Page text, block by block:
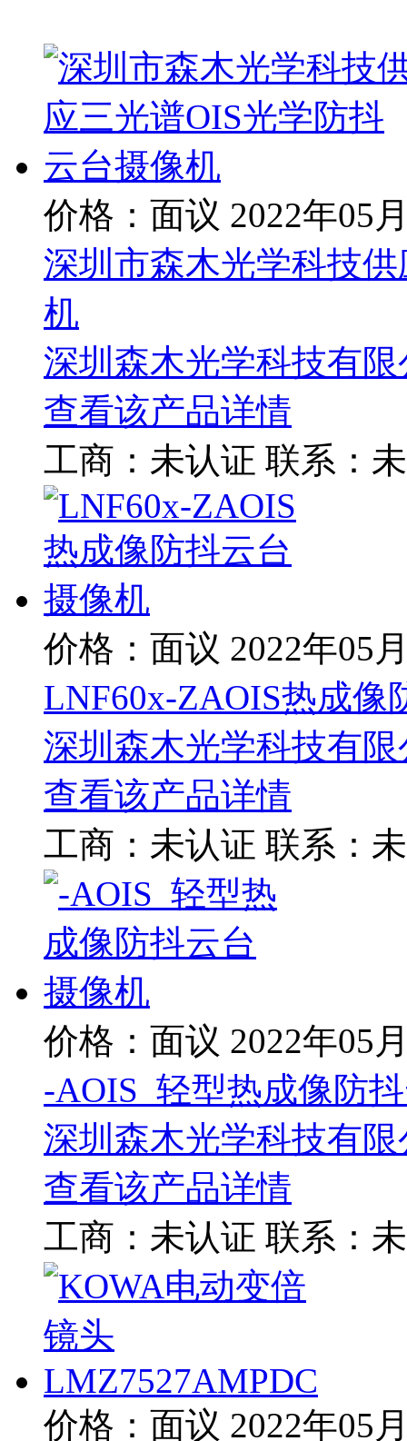
价格：面议 2022年05
深圳市森木光学科技
机
深圳森木光学科技有限
查看该产品详情
工商： 未认证 联系：
价格：面议 2022年05
LNF60x-ZAOIS热成像
深圳森木光学科技有限
查看该产品详情
工商： 未认证 联系：
价格：面议 2022年05
-AOIS_轻型热成像防
深圳森木光学科技有限
查看该产品详情
工商： 未认证 联系：
价格：面议 2022年05